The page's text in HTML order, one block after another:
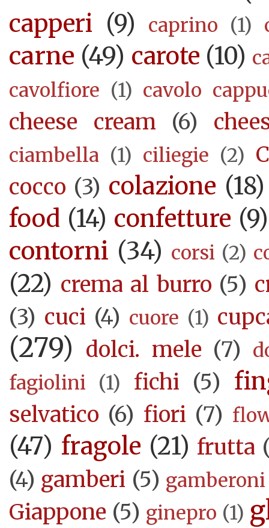
capperi (9) caprino (1)
carne (49) carote (10)
cavolfiore (1) cavolo
cheese cream (6)
ciambella (1) ciliegie (2)
cocco (3) colazione (18)
food (14) confetture (9)
contorni (34) corsi (2)
(22) crema al burro (5)
(3) cuci (4) cuore (1)
(279) dolci. mele (7)
fagiolini (1) fichi (5)
selvatico (6) fiori (7)
(47) fragole (21) frutta
(4) gamberi (5) gamberoni
Giappone (5) ginepro (1)